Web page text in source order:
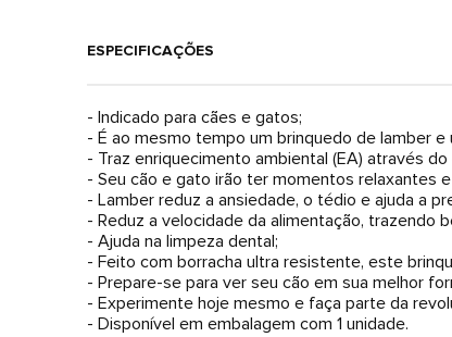
ESPECIFICAÇÕES
- Indicado para cães e gatos;
- É ao mesmo tempo um brinquedo de lamber
- Traz enriquecimento ambiental (EA) através
- Seu cão e gato irão ter momentos relaxantes
- Lamber reduz a ansiedade, o tédio e ajuda a
- Reduz a velocidade da alimentação, trazendo
- Ajuda na limpeza dental;
- Feito com borracha ultra resistente, este
- Prepare-se para ver seu cão em sua melhor
- Experimente hoje mesmo e faça parte da
- Disponível em embalagem com 1 unidade.